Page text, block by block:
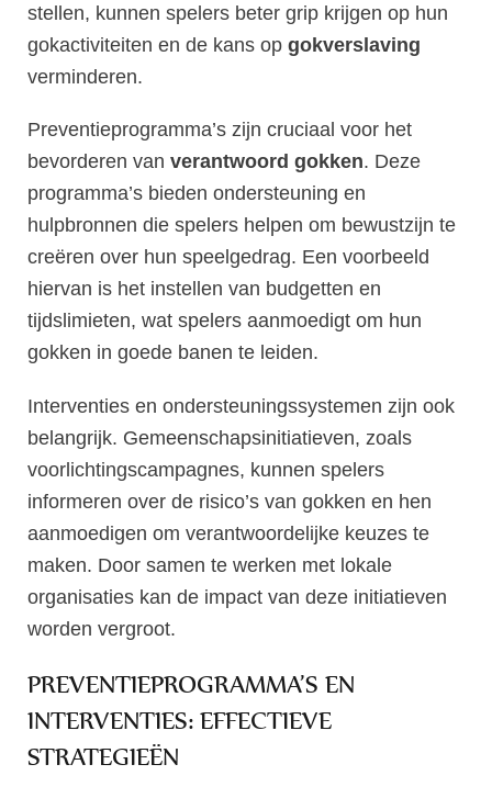
stellen, kunnen spelers beter grip krijgen op hun
gokactiviteiten en de kans op gokverslaving
verminderen.
Preventieprogramma’s zijn cruciaal voor het
bevorderen van verantwoord gokken. Deze
programma’s bieden ondersteuning en
hulpbronnen die spelers helpen om bewustzijn te
creëren over hun speelgedrag. Een voorbeeld
hiervan is het instellen van budgetten en
tijdslimieten, wat spelers aanmoedigt om hun
gokken in goede banen te leiden.
Interventies en ondersteuningssystemen zijn ook
belangrijk. Gemeenschapsinitiatieven, zoals
voorlichtingscampagnes, kunnen spelers
informeren over de risico’s van gokken en hen
aanmoedigen om verantwoordelijke keuzes te
maken. Door samen te werken met lokale
organisaties kan de impact van deze initiatieven
worden vergroot.
PREVENTIEPROGRAMMA’S EN
INTERVENTIES: EFFECTIEVE
STRATEGIEËN